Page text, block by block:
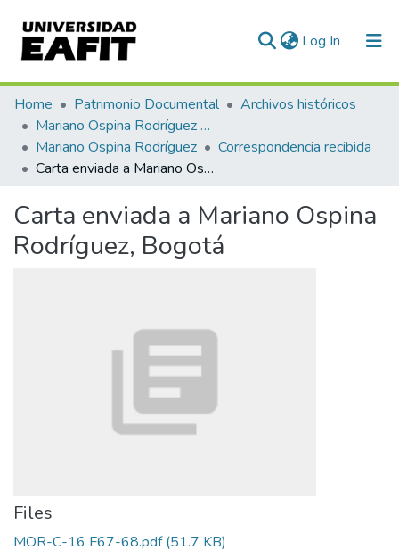
Log In (current)
Communities & Collections
All of DSpace
Statistics
Home Patrimonio Documental
Archivos históricos
Mariano Ospina Rodríguez (1826 -1912)
Mariano Ospina Rodríguez
Correspondencia recibida
Carta enviada a Mariano Ospina Rodríguez, Bogotá
Carta enviada a Mariano Ospina
Rodríguez, Bogotá
Files
MOR-C-16 F67-68.pdf(51.7 KB)